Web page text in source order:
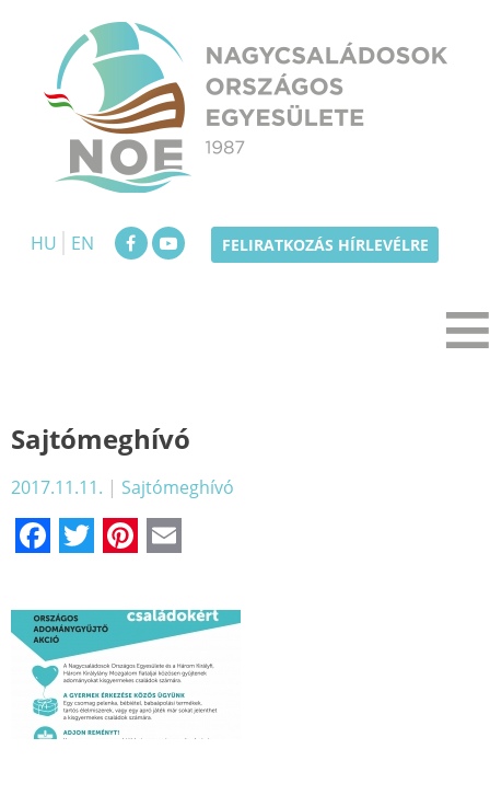
content
HU
EN FELIRATKOZÁS HÍRLEVÉLRE
Sajtómeghívó
2017.11.11. | Sajtómeghívó
Facebook
TwitterPinterest